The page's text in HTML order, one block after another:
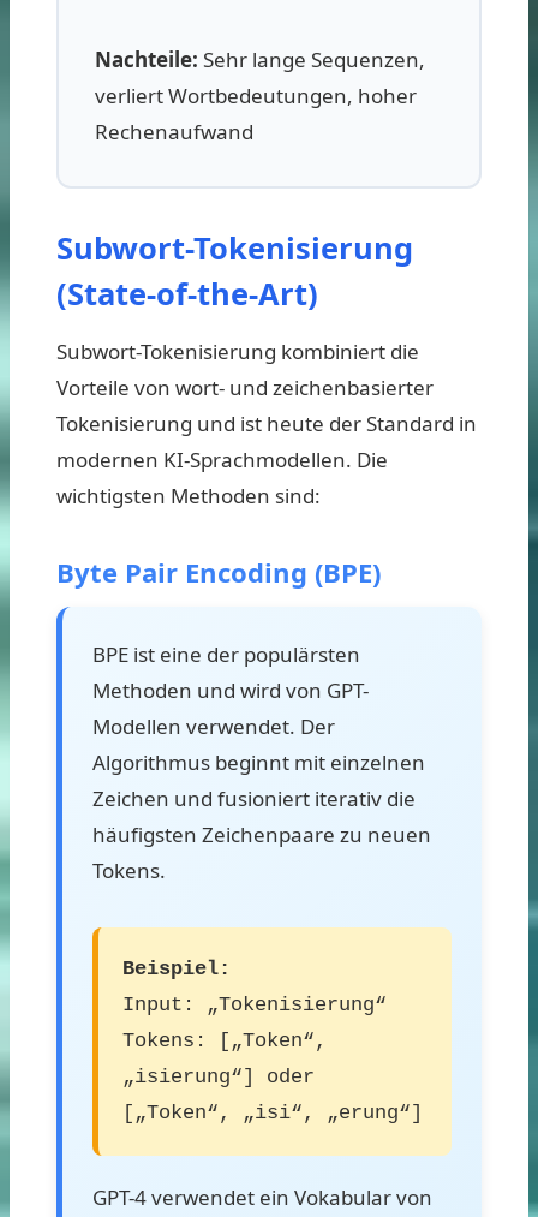
Nachteile: Sehr lange Sequenzen,
verliert Wortbedeutungen, hoher
Rechenaufwand
Subwort-Tokenisierung
(State-of-the-Art)
Subwort-Tokenisierung kombiniert die
Vorteile von wort- und zeichenbasierter
Tokenisierung und ist heute der Standard in
modernen KI-Sprachmodellen. Die
wichtigsten Methoden sind:
Byte Pair Encoding (BPE)
BPE ist eine der populärsten
Methoden und wird von GPT-
Modellen verwendet. Der
Algorithmus beginnt mit einzelnen
Zeichen und fusioniert iterativ die
häufigsten Zeichenpaare zu neuen
Tokens.
Beispiel:
Input: „Tokenisierung“
Tokens: [„Token“,
„isierung“] oder
[„Token“, „isi“, „erung“]
GPT-4 verwendet ein Vokabular von